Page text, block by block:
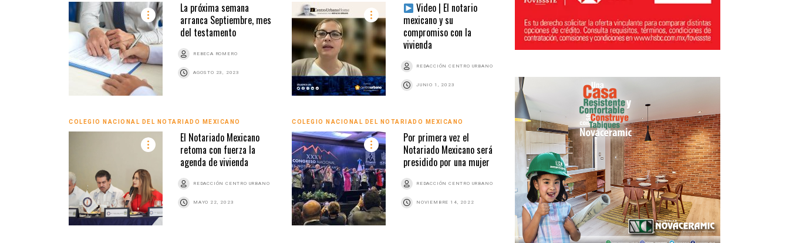
La próxima semana
arranca Septiembre, mes
del testamento
REBECA ROMERO
AGOSTO 23, 2023
Video | El notario
mexicano y su
compromiso con la
vivienda
REDACCIÓN CENTRO URBANO
JUNIO 1, 2023
COLEGIO NACIONAL DEL NOTARIADO MEXICANO
El Notariado Mexicano
retoma con fuerza la
agenda de vivienda
REDACCIÓN CENTRO URBANO
MAYO 22, 2023
COLEGIO NACIONAL DEL NOTARIADO MEXICANO
Por primera vez el
Notariado Mexicano será
presidido por una mujer
REDACCIÓN CENTRO URBANO
NOVIEMBRE 14, 2022